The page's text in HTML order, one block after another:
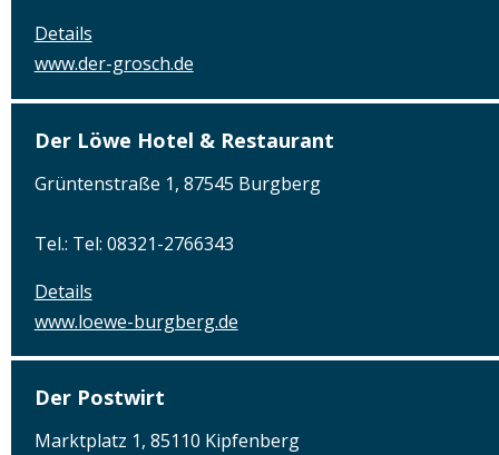
Details
www.der-grosch.de
Der Löwe Hotel & Restaurant
Grüntenstraße 1, 87545 Burgberg
Tel.: Tel: 08321-2766343
Details
www.loewe-burgberg.de
Der Postwirt
Marktplatz 1, 85110 Kipfenberg